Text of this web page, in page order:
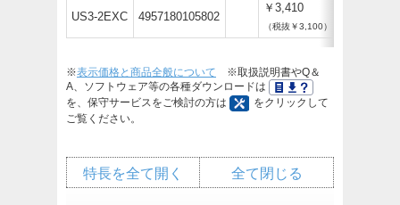
US3-2EXC 4957180105802
￥3,410
（税抜￥3,100）
※表示価格と商品全般について ※取扱説明書やQ＆
A、ソフトウェア等の各種ダウンロードは
を、保守サービスをご検討の方は
をクリックして
ご覧ください。
全て閉じる
特長を全て開く